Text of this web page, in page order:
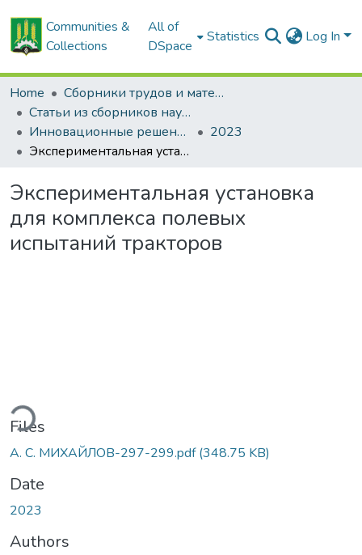
Communities &
Collections
All of
DSpace
Statistics Log In
Home
Сборники трудов и материалов конференций
Статьи из сборников научных трудов
Инновационные решения в технологиях и механизации сельскохозяйственного производства
2023
Экспериментальная установка для комплекса полевых испытаний тракторов
Экспериментальная установка
для комплекса полевых
испытаний тракторов
Files
А. С. МИХАЙЛОВ-297-299.pdf(348.75 KB)
Date
2023
Authors